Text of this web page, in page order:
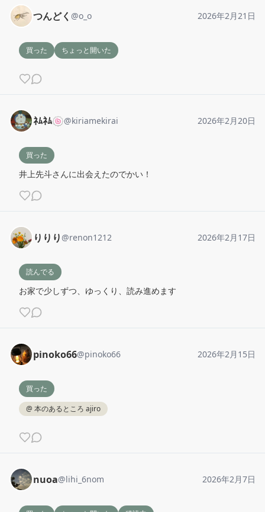
つんどく @o_o 2026年2月21日
買った ちょっと開いた
ﾈﾑﾈﾑ🍥@kiriamekirai 2026年2月20日
買った
井上先斗さんに出会えたのでかい！
りりり @renon1212 2026年2月17日
読んでる
お家で少しずつ、ゆっくり、読み進めます
pinoko66@pinoko66 2026年2月15日
買った
@ 本のあるところ ajiro
nuoa@lihi_6nom 2026年2月7日